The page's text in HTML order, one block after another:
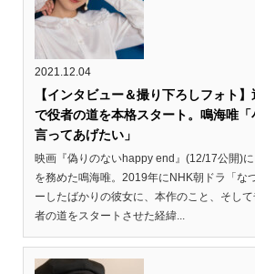
2021.12.04
【インタビュー＆撮り下ろしフォト
で役者の道を本格スタート。鳴海唯
言ってあげたい」
映画『偽りのないhappy end』(12/17公開)
を務めた鳴海唯。2019年にNHK朝ドラ「な
ーしたばかりの彼女に、本作のこと、そし
者の道をスタートさせた経緯...